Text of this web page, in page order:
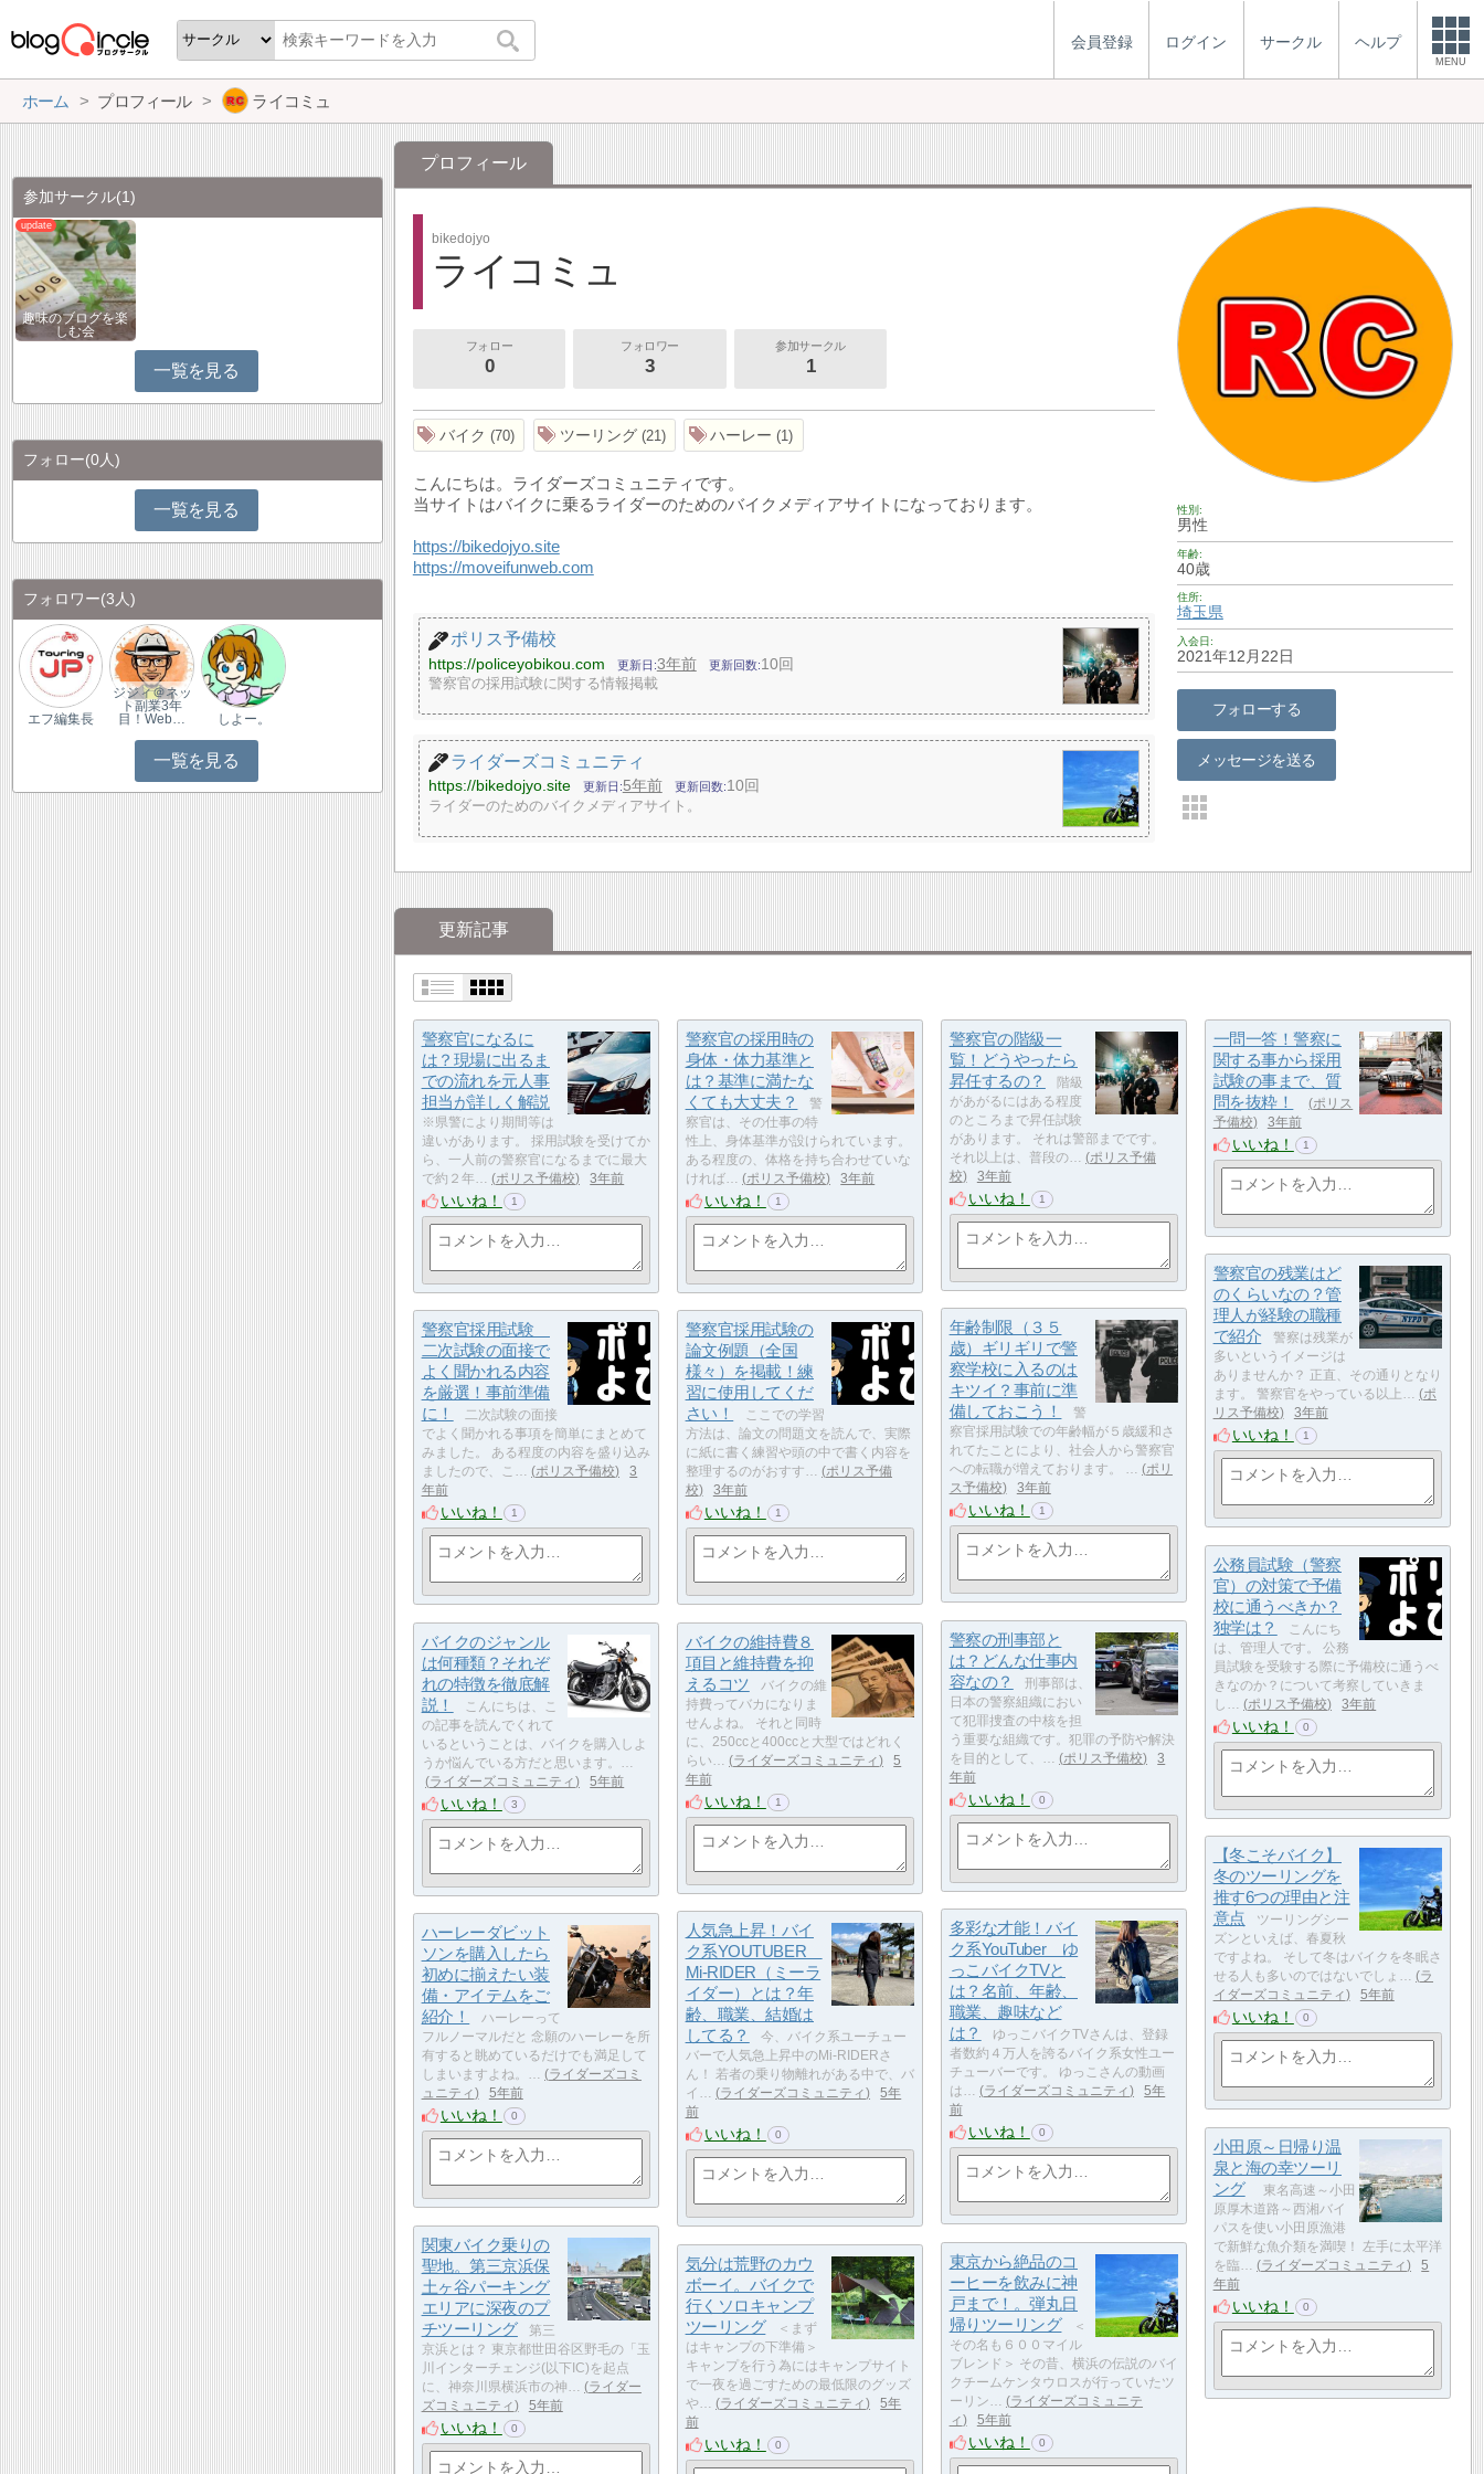
会員登録 ログイン サークル ヘルプ
MENU
ホーム プロフィール ライコミュ
プロフィール
bikedojyo
ライコミュ
フォロー
0
フォロワー
3
参加サークル
1
性別
男性
年齢
40歳
住所
埼玉県
入会日
2021年12月22日
フォローする
メッセージを送る
バイク 70 ツーリング 21 ハーレー 1
こんにちは。ライダーズコミュニティです。
当サイトはバイクに乗るライダーのためのバイクメディアサイトになっております。
https://bikedojyo.site
https://moveifunweb.com
ポリス予備校
https://policeyobikou.com 更新日 3年前 更新回数 10回
警察官の採用試験に関する情報掲載
ライダーズコミュニティ
https://bikedojyo.site 更新日 5年前 更新回数 10回
ライダーのためのバイクメディアサイト。
更新記事
警察官になるに
は？現場に出るま
での流れを元人事
担当が詳しく解説
※県警により期間等は
違いがあります。 採用試験を受けてか
ら、一人前の警察官になるまでに最大
で約２年…
ポリス予備校 3年前
いいね！ 1
警察官の採用時の
身体・体力基準と
は？基準に満たな
くても大丈夫？
警
察官は、その仕事の特
性上、身体基準が設けられています。
ある程度の、体格を持ち合わせていな
ければ…
ポリス予備校 3年前
いいね！ 1
警察官の階級一
覧！どうやったら
昇任するの？
階級
があがるにはある程度
のところまで昇任試験
があります。 それは警部までです。
それ以上は、普段の…
ポリス予備
校
3年前
いいね！ 1
一問一答！警察に
関する事から採用
試験の事まで、質
問を抜粋！
ポリス
予備校
3年前
いいね！ 1
警察官の残業はど
のくらいなの？管
理人が経験の職種
で紹介
警察は残業が
多いというイメージは
ありませんか？ 正直、その通りとなり
ます。 警察官をやっている以上…
ポ
リス予備校
3年前
いいね！ 1
年齢制限（３５
歳）ギリギリで警
察学校に入るのは
キツイ？事前に準
備しておこう！
警
察官採用試験での年齢幅が５歳緩和さ
れてたことにより、社会人から警察官
への転職が増えております。 …
ポリ
ス予備校
3年前
いいね！ 1
警察官採用試験
二次試験の面接で
よく聞かれる内容
を厳選！事前準備
に！
二次試験の面接
でよく聞かれる事項を簡単にまとめて
みました。 ある程度の内容を盛り込み
ましたので、こ…
ポリス予備校
3
年前
いいね！ 1
警察官採用試験の
論文例題（全国
様々）を掲載！練
習に使用してくだ
さい！
ここでの学習
方法は、論文の問題文を読んで、実際
に紙に書く練習や頭の中で書く内容を
整理するのがおすす…
ポリス予備
校
3年前
いいね！ 1
公務員試験（警察
官）の対策で予備
校に通うべきか？
独学は？
こんにち
は、管理人です。 公務
員試験を受験する際に予備校に通うべ
きなのか？について考察していきま
し…
ポリス予備校 3年前
いいね！ 0
警察の刑事部と
は？どんな仕事内
容なの？
刑事部は、
日本の警察組織におい
て犯罪捜査の中核を担
う重要な組織です。犯罪の予防や解決
を目的として、…
ポリス予備校
3
年前
いいね！ 0
バイクのジャンル
は何種類？それぞ
れの特徴を徹底解
説！
こんにちは、こ
の記事を読んでくれて
いるということは、バイクを購入しよ
うか悩んでいる方だと思います。…
ライダーズコミュニティ
5年前
いいね！ 3
バイクの維持費８
項目と維持費を抑
えるコツ
バイクの維
持費ってバカになりま
せんよね。 それと同時
に、250ccと400ccと大型ではどれく
らい…
ライダーズコミュニティ
5
年前
いいね！ 1
【冬こそバイク】
冬のツーリングを
推す6つの理由と注
意点
ツーリングシー
ズンといえば、春夏秋
ですよね。 そして冬はバイクを冬眠さ
せる人も多いのではないでしょ…
ラ
イダーズコミュニティ
5年前
いいね！ 0
多彩な才能！バイ
ク系YouTuber ゆ
っこバイクTVと
は？名前、年齢、
職業、趣味など
は？
ゆっこバイクTVさんは、登録
者数約４万人を誇るバイク系女性ユー
チューバーです。 ゆっこさんの動画
は…
ライダーズコミュニティ
5年
前
いいね！ 0
人気急上昇！バイ
ク系YOUTUBER
Mi-RIDER（ミーラ
イダー）とは？年
齢、職業、結婚は
してる？
今、バイク系ユーチュー
バーで人気急上昇中のMi-RIDERさ
ん！ 若者の乗り物離れがある中で、バ
イ…
ライダーズコミュニティ
5年
前
いいね！ 0
ハーレーダビット
ソンを購入したら
初めに揃えたい装
備・アイテムをご
紹介！
ハーレーって
フルノーマルだと 念願のハーレーを所
有すると眺めているだけでも満足して
しまいますよね。…
ライダーズコミ
ュニティ
5年前
いいね！ 0
小田原～日帰り温
泉と海の幸ツーリ
ング
東名高速～小田
原厚木道路～西湘バイ
パスを使い小田原漁港
で新鮮な魚介類を満喫！ 左手に太平洋
を臨…
ライダーズコミュニティ
5
年前
いいね！ 0
関東バイク乗りの
聖地。第三京浜保
土ヶ谷パーキング
エリアに深夜のプ
チツーリング
第三
京浜とは？ 東京都世田谷区野毛の「玉
川インターチェンジ(以下IC)を起点
に、神奈川県横浜市の神…
ライダー
ズコミュニティ
5年前
いいね！ 0
東京から絶品のコ
ーヒーを飲みに神
戸まで！。弾丸日
帰りツーリング
＜
その名も６００マイル
ブレンド＞ その昔、横浜の伝説のバイ
クチームケンタウロスが行っていたツ
ーリン…
ライダーズコミュニテ
ィ
5年前
いいね！ 0
気分は荒野のカウ
ボーイ。バイクで
行くソロキャンプ
ツーリング
＜まず
はキャンプの下準備＞
キャンプを行う為にはキャンプサイト
で一夜を過ごすための最低限のグッズ
や…
ライダーズコミュニティ
5年
前
いいね！ 0
参加サークル(1)
趣味のブログを楽
しむ会
一覧を見る
フォロー(0人)
一覧を見る
フォロワー(3人)
エフ編集長
ジジィ＠ネッ
ト副業3年
目！Web…
しよー。
一覧を見る